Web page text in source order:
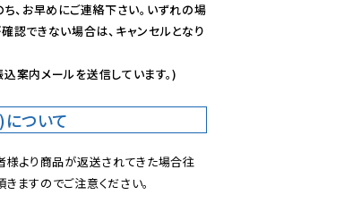
、お早めにご連絡下さい。いずれの場
認できない場合は、キャンセルとなり
案内メールを送信しています。)
ついて
より商品が返送されてきた場合往
ますのでご注意ください。